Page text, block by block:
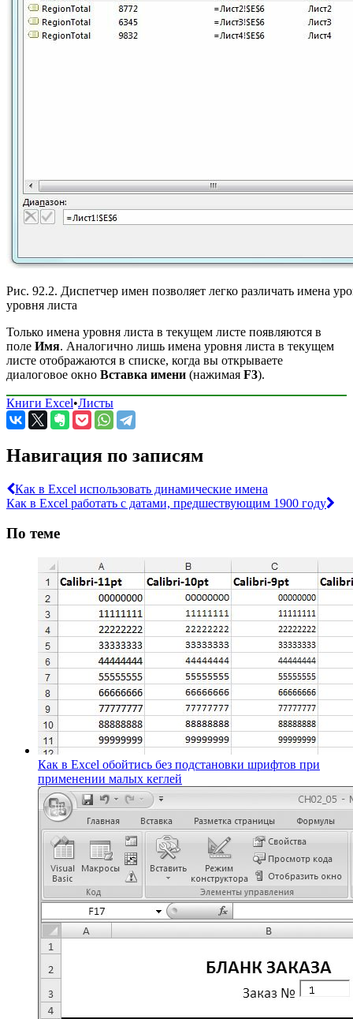
Рис. 92.2. Диспетчер имен позволяет легко различать имена
уровня листа
Только имена уровня листа в текущем листе появляются в
поле Имя. Аналогично лишь имена уровня листа в текущем
листе отображаются в списке, когда вы открываете
диалоговое окно Вставка имени (нажимая F3).
Книги Excel•Листы
Навигация по записям
Как в Excel использовать динамические имена
Как в Excel работать с датами, предшествующим 1900 году
По теме
Как в Excel обойтись без подстановки шрифтов при
применении малых кеглей